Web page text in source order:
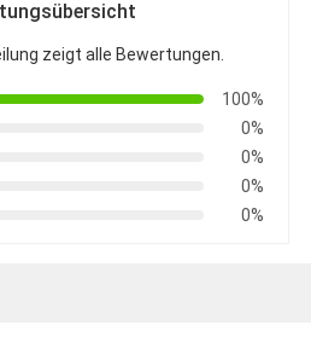
zeigt alle Bewertungen.
100%
0%
0%
0%
0%